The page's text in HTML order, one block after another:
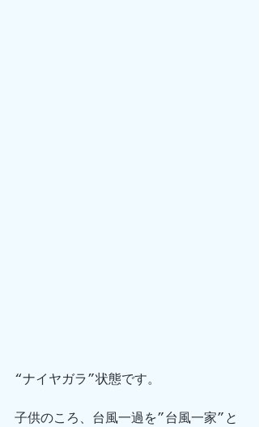
“ナイヤガラ”状態です。
子供のころ、台風一過を”台風一家”と